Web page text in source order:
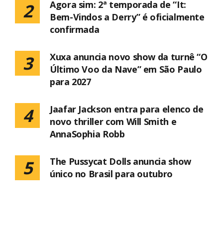
2
Agora sim: 2ª temporada de “It:
Bem-Vindos a Derry” é oficialmente
confirmada
3
Xuxa anuncia novo show da turnê “O
Último Voo da Nave” em São Paulo
para 2027
4
Jaafar Jackson entra para elenco de
novo thriller com Will Smith e
AnnaSophia Robb
5
The Pussycat Dolls anuncia show
único no Brasil para outubro